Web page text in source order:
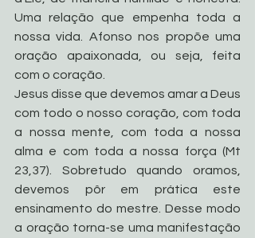
Uma relação que empenha toda a
nossa vida. Afonso nos propõe uma
oração apaixonada, ou seja, feita
com o coração.
Jesus disse que devemos amar a Deus
com todo o nosso coração, com toda
a nossa mente, com toda a nossa
alma e com toda a nossa força (Mt
23,37). Sobretudo quando oramos,
devemos pôr em prática este
ensinamento do mestre. Desse modo
a oração torna-se uma manifestação